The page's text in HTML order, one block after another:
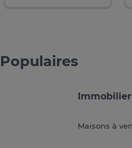
Immobilier
Maisons à